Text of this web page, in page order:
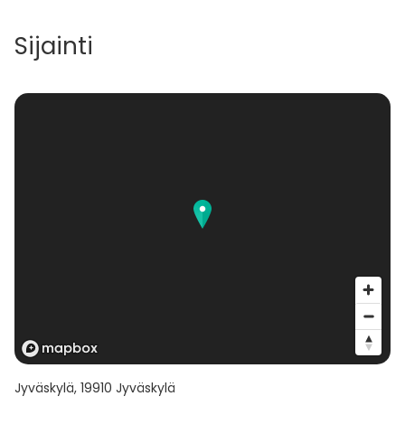
Sijainti
Jyväskylä, 19910 Jyväskylä